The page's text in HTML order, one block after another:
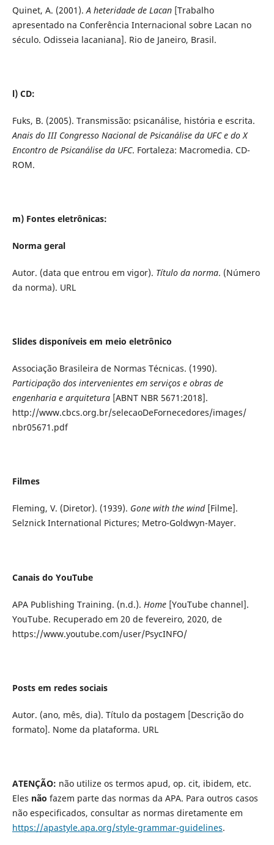
Quinet, A. (2001).A heteridade de Lacan[Trabalho
apresentado na Conferência Internacional sobre Lacan no
século. Odisseia lacaniana]. Rio de Janeiro, Brasil.
l) CD:
Fuks, B. (2005). Transmissão: psicanálise, história e escrita.
Anais do III Congresso Nacional de Psicanálise da UFC e do X
Encontro de Psicanálise da UFC. Fortaleza: Macromedia. CD-
ROM.
m) Fontes eletrônicas:
Norma geral
Autor. (data que entrou em vigor). Título da norma. (Número
da norma). URL
Slides disponíveis em meio eletrônico
Associação Brasileira de Normas Técnicas. (1990).
Participação dos intervenientes em serviços e obras de
engenharia e arquitetura[ABNT NBR 5671:2018].
http://www.cbcs.org.br/selecaoDeFornecedores/images/
nbr05671.pdf
Filmes
Fleming, V. (Diretor). (1939). Gone with the wind[Filme].
Selznick International Pictures; Metro-Goldwyn-Mayer.
Canais do YouTube
APA Publishing Training. (n.d.). Home[YouTube channel].
YouTube. Recuperado em 20 de fevereiro, 2020, de
https://www.youtube.com/user/PsycINFO/
Posts em redes sociais
Autor. (ano, mês, dia). Título da postagem [Descrição do
formato]. Nome da plataforma. URL
ATENÇÃO: não utilize os termos apud, op. cit, ibidem, etc.
Eles não fazem parte das normas da APA. Para outros casos
não especificados, consultar as normas diretamente em
https://apastyle.apa.org/style-grammar-guidelines.